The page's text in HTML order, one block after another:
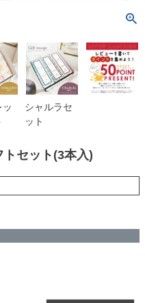
ッ
シャルラセ
ット
セット(3本入)